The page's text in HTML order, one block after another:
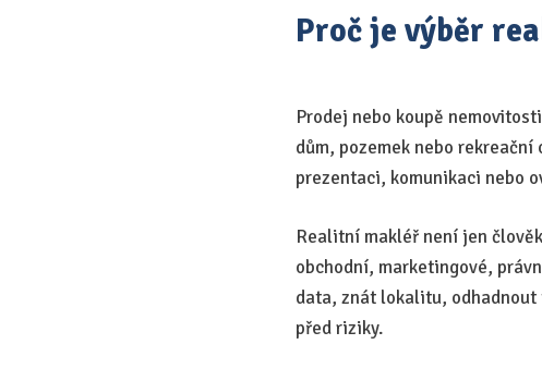
Proč je výběr
Prodej nebo koupě
dům, pozemek nebo
prezentaci, komunikaci nebo
Realitní makléř není jen
obchodní, marketingové,
data, znát lokalitu,
před riziky.